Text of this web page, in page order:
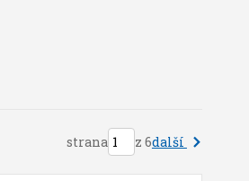
strana z 6další